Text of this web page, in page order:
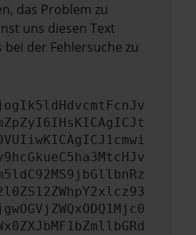
das Problem zu
uns diesen Text
bei der Fehlersuche zu